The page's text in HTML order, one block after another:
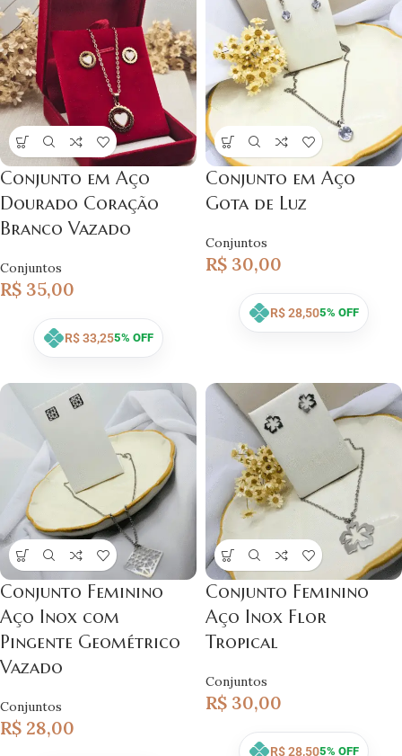
Conjunto em Aço
Dourado Coração
Branco Vazado
Conjuntos
R$ 35,00
R$33,255% OFF
Conjunto em Aço
Gota de Luz
Conjuntos
R$ 30,00
R$28,505% OFF
Conjunto Feminino
Aço Inox com
Pingente Geométrico
Vazado
Conjuntos
R$ 28,00
Conjunto Feminino
Aço Inox Flor
Tropical
Conjuntos
R$ 30,00
R$28,505% OFF